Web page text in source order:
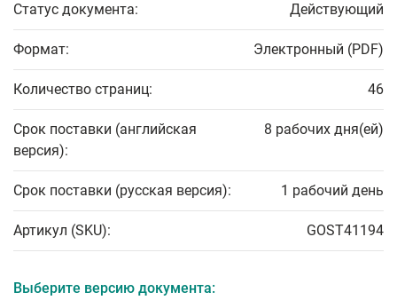
Статус документа: Действующий
Формат: Электронный (PDF)
Количество страниц: 46
Срок поставки (английская
версия):
8 рабочих дня(ей)
Срок поставки (русская версия): 1 рабочий день
Артикул (SKU): GOST41194
Выберите версию документа: